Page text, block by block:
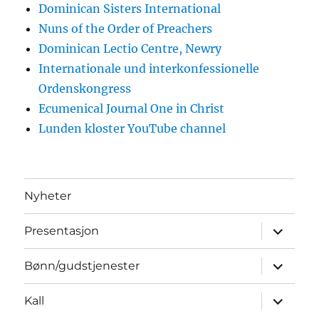
Dominican Sisters International
Nuns of the Order of Preachers
Dominican Lectio Centre, Newry
Internationale und interkonfessionelle
Ordenskongress
Ecumenical Journal One in Christ
Lunden kloster YouTube channel
Nyheter
Presentasjon
Utvid
Bønn/gudstjenester
Utvid
Kall
Utvid